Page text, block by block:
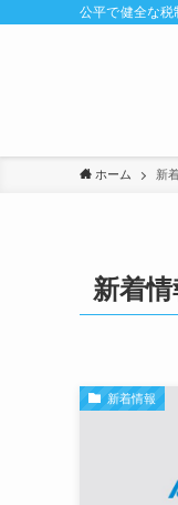
公平で健全な税
ホーム 新
新着情
新着情報